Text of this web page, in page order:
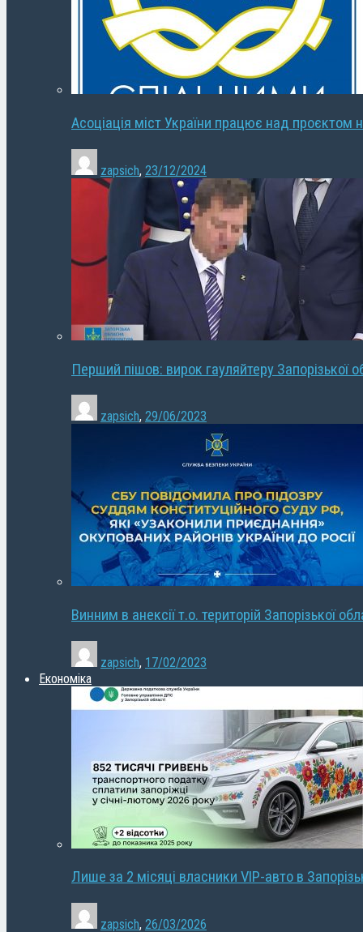
Асоціація міст України працює над проєктом
zapsich, 23/12/2024
Перший пішов: вирок гауляйтеру Запорізької
zapsich, 29/06/2023
Винним в анексії т.о. територій Запорізької
zapsich, 17/02/2023
Економіка
Лише за 2 місяці власники VIP-авто в
zapsich, 26/03/2026